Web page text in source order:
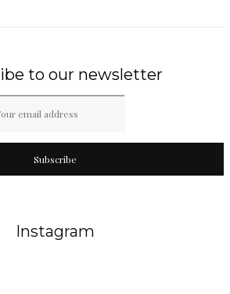
to our newsletter
Subscribe
Instagram